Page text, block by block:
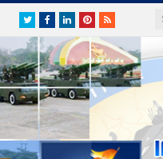
TwitterFacebookLinkedInPinterest
RSS